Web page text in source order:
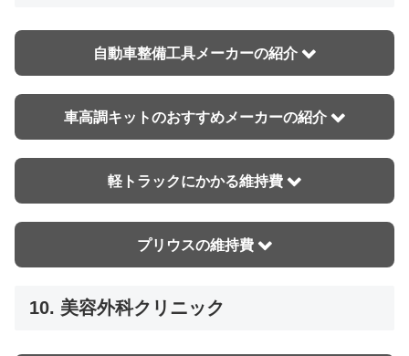
自動車整備工具メーカーの紹介
車高調キットのおすすめメーカーの紹介
軽トラックにかかる維持費
プリウスの維持費
10. 美容外科クリニック